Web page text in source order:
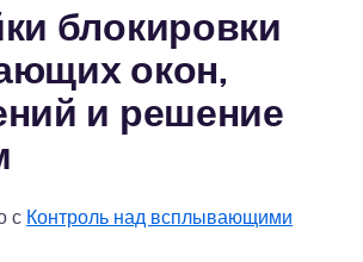
блокировки
окон,
и решение
с Контроль над всплывающими